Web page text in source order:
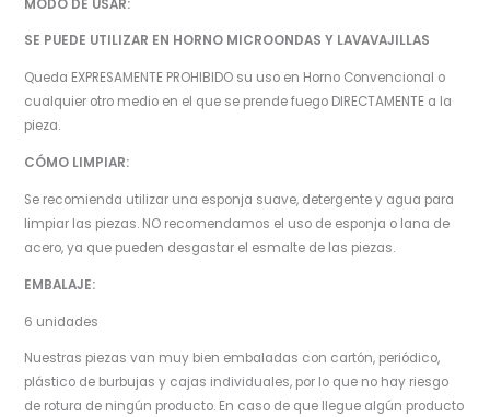
MODO DE USAR:
SE PUEDE UTILIZAR EN HORNO MICROONDAS Y LAVAVAJILLAS
Queda EXPRESAMENTE PROHIBIDO su uso en Horno Convencional o
cualquier otro medio en el que se prende fuego DIRECTAMENTE a la
pieza.
CÓMO LIMPIAR:
Se recomienda utilizar una esponja suave, detergente y agua para
limpiar las piezas. NO recomendamos el uso de esponja o lana de
acero, ya que pueden desgastar el esmalte de las piezas.
EMBALAJE:
6 unidades
Nuestras piezas van muy bien embaladas con cartón, periódico,
plástico de burbujas y cajas individuales, por lo que no hay riesgo
de rotura de ningún producto. En caso de que llegue algún producto